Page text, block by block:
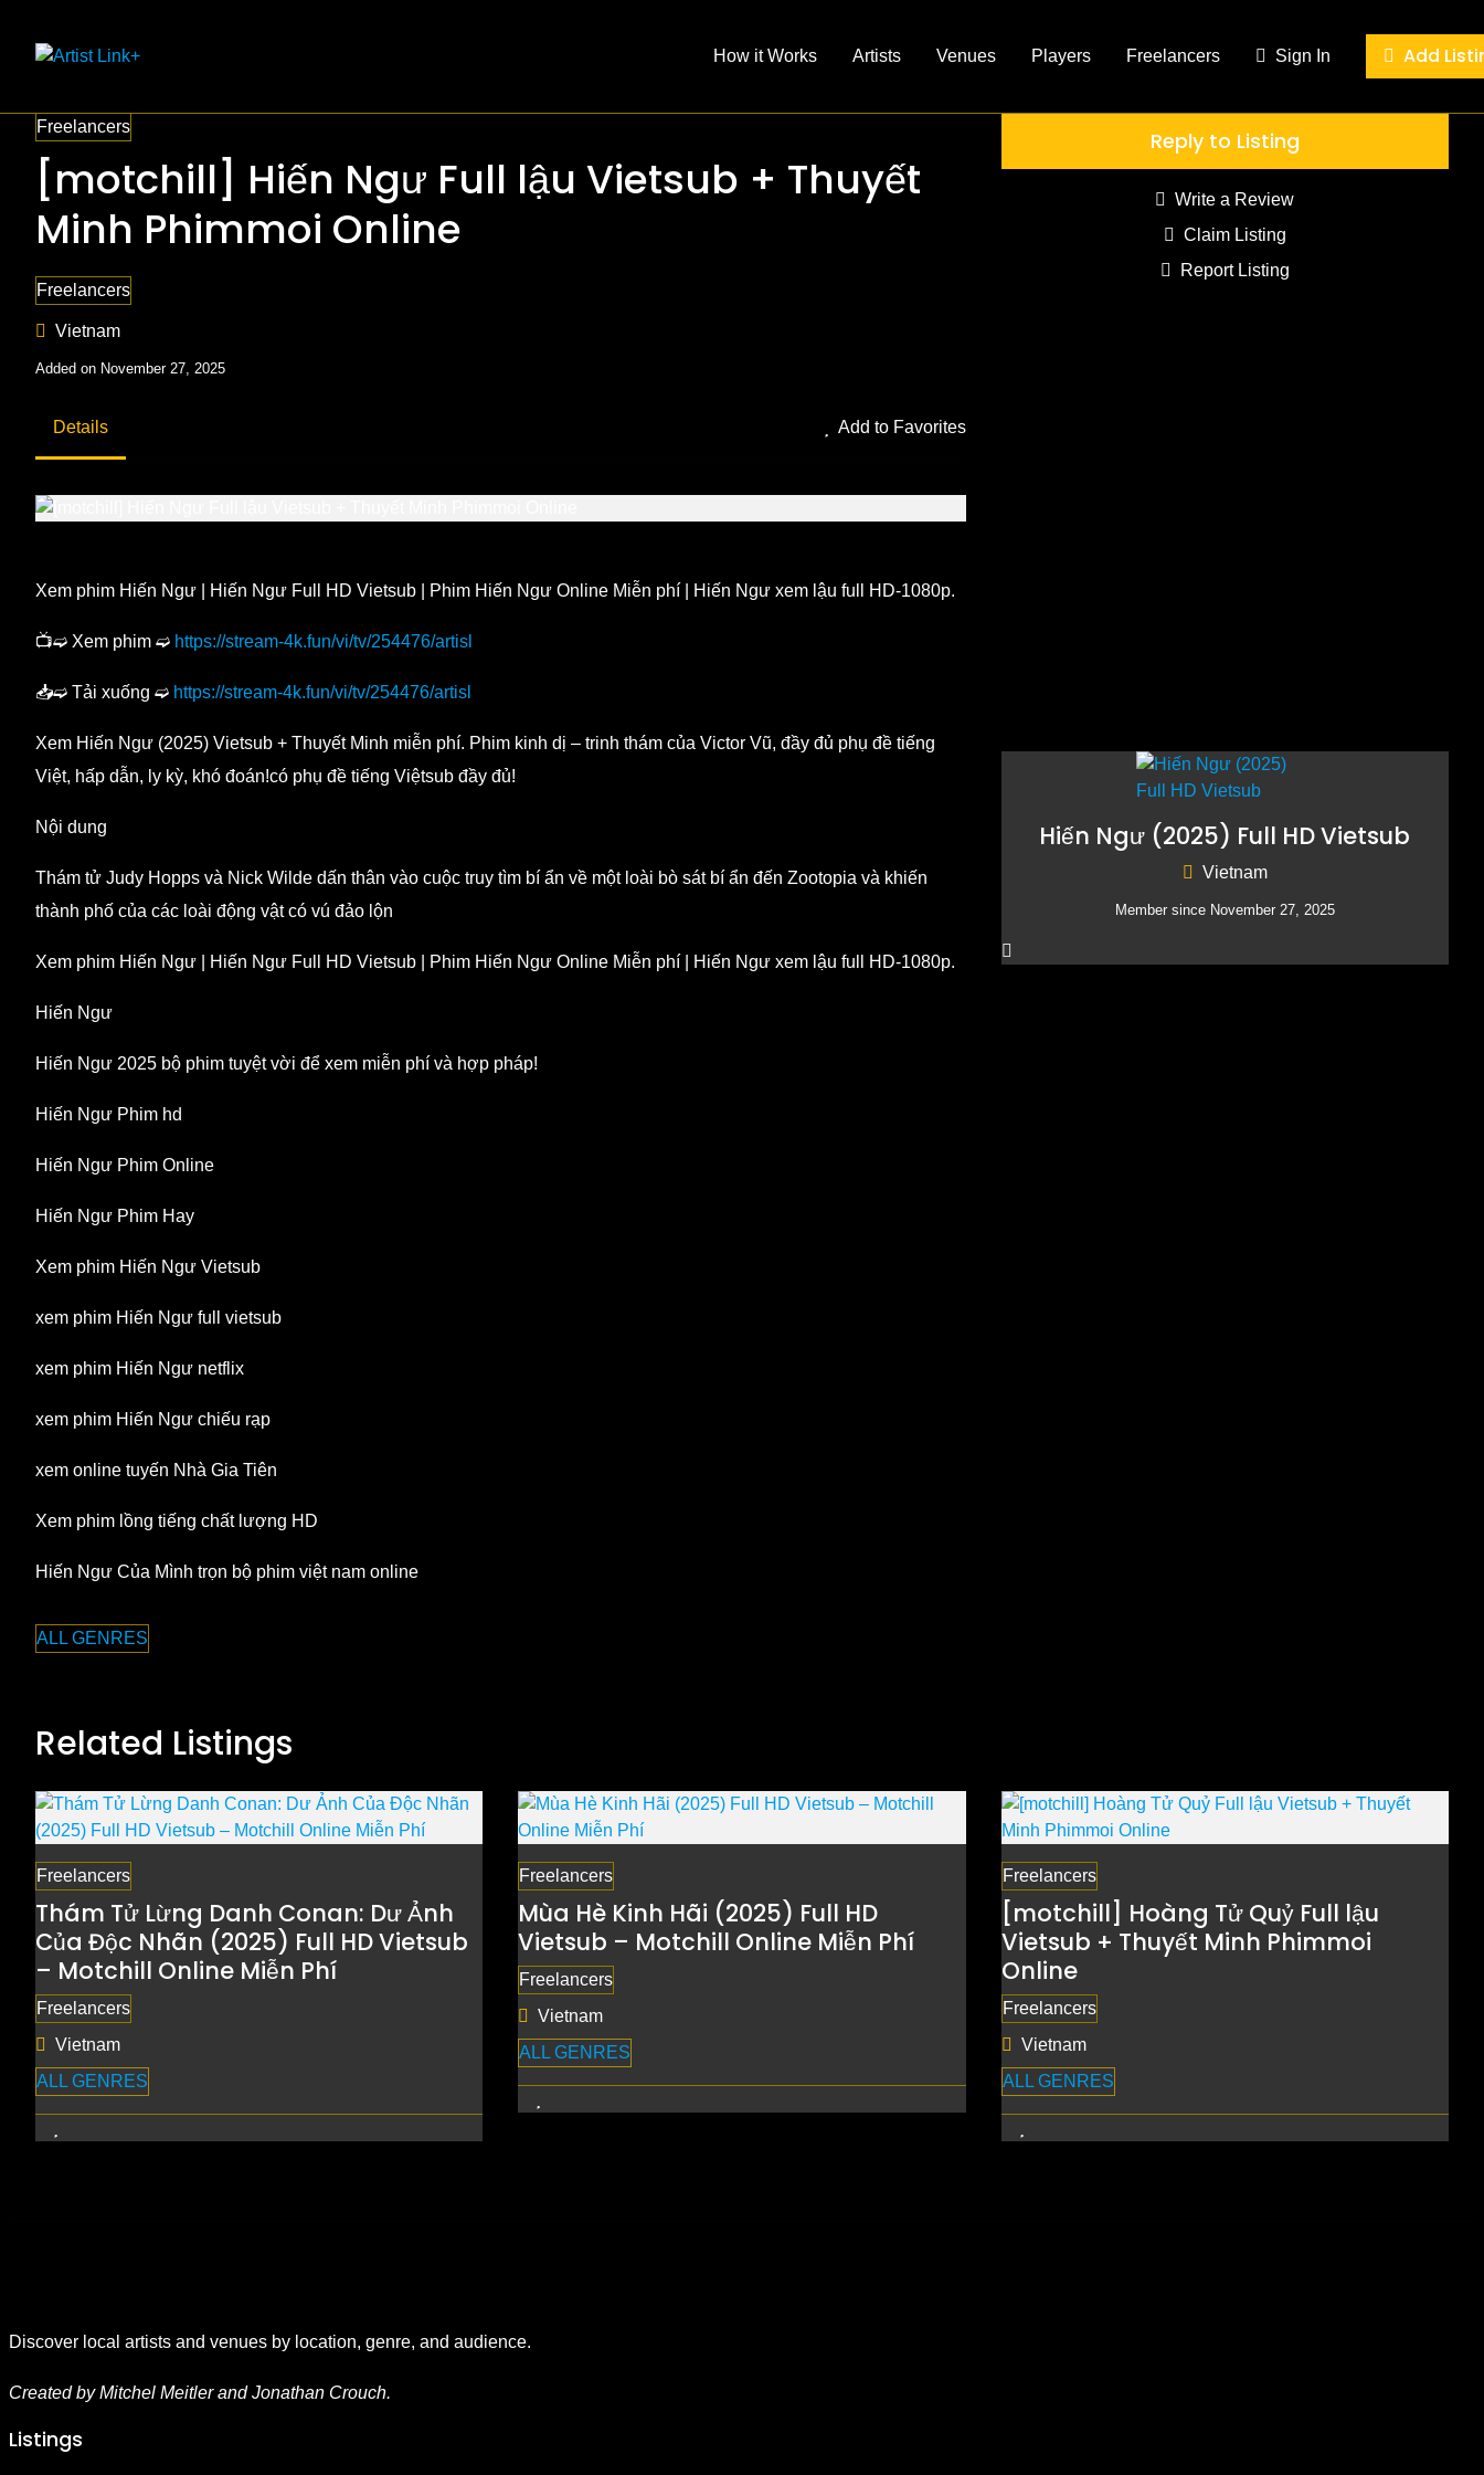
How it Works Artists Venues Players Freelancers Sign In Add
Freelancers
[motchill] Hiến Ngư Full lậu Vietsub + Thuyết
Minh Phimmoi Online
Freelancers
Vietnam
Added on November 27, 2025
Details Add to Favorites
Xem phim Hiến Ngư | Hiến Ngư Full HD Vietsub | Phim Hiến Ngư Online Miễn phí | Hiến Ngư xem lậu full HD-1080p.
📺➫ Xem phim ➫ https://stream-4k.fun/vi/tv/254476/artisl
📥➫ Tải xuống ➫ https://stream-4k.fun/vi/tv/254476/artisl
Xem Hiến Ngư (2025) Vietsub + Thuyết Minh miễn phí. Phim kinh dị – trinh thám của Victor Vũ, đầy đủ phụ đề tiếng
Việt, hấp dẫn, ly kỳ, khó đoán!có phụ đề tiếng Việtsub đầy đủ!
Nội dung
Thám tử Judy Hopps và Nick Wilde dấn thân vào cuộc truy tìm bí ẩn về một loài bò sát bí ẩn đến Zootopia và khiến
thành phố của các loài động vật có vú đảo lộn
Xem phim Hiến Ngư | Hiến Ngư Full HD Vietsub | Phim Hiến Ngư Online Miễn phí | Hiến Ngư xem lậu full HD-1080p.
Hiến Ngư
Hiến Ngư 2025 bộ phim tuyệt vời để xem miễn phí và hợp pháp!
Hiến Ngư Phim hd
Hiến Ngư Phim Online
Hiến Ngư Phim Hay
Xem phim Hiến Ngư Vietsub
xem phim Hiến Ngư full vietsub
xem phim Hiến Ngư netflix
xem phim Hiến Ngư chiếu rạp
xem online tuyến Nhà Gia Tiên
Xem phim lồng tiếng chất lượng HD
Hiến Ngư Của Mình trọn bộ phim việt nam online
ALL GENRES
Reply to Listing
Write a Review
Claim Listing
Report Listing
Hiến Ngư (2025) Full HD Vietsub
Vietnam
Member since November 27, 2025
Related Listings
Freelancers
Thám Tử Lừng Danh Conan: Dư Ảnh
Của Độc Nhãn (2025) Full HD Vietsub
– Motchill Online Miễn Phí
Freelancers
Vietnam
ALL GENRES
Freelancers
Mùa Hè Kinh Hãi (2025) Full HD
Vietsub – Motchill Online Miễn Phí
Freelancers
Vietnam
ALL GENRES
Freelancers
[motchill] Hoàng Tử Quỷ Full lậu
Vietsub + Thuyết Minh Phimmoi
Online
Freelancers
Vietnam
ALL GENRES
Discover local artists and venues by location, genre, and audience.
Created by Mitchel Meitler and Jonathan Crouch.
Listings